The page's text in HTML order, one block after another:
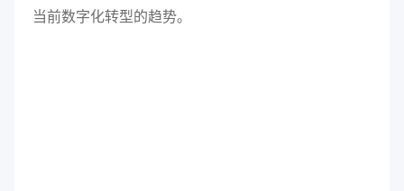
当前数字化转型的趋势。